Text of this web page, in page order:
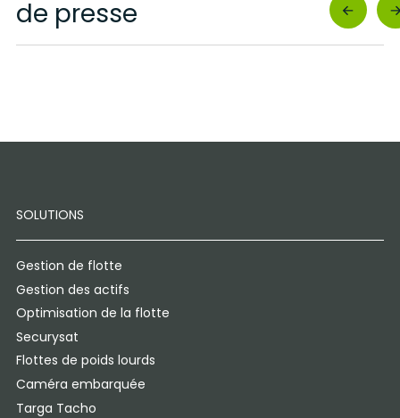
de presse
SOLUTIONS
Gestion de flotte
Gestion des actifs
Optimisation de la flotte
Securysat
Flottes de poids lourds
Caméra embarquée
Targa Tacho